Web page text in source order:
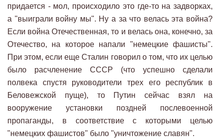
придается - мол, происходило это где-то на задворках,
а "выиграли войну мы". Ну а за что велась эта война?
Если война Отечественная, то и велась она, конечно, за
Отечество, на которое напали "немецкие фашисты".
При этом, если еще Сталин говорил о том, что их целью
было расчленение СССР (что успешно сделали
полвека спустя руководители трех его республик в
Беловежской пуще), то Путин сейчас взял на
вооружение установки поздней послевоенной
пропаганды, в соответствие с которыми целью
"немецких фашистов" было "уничтожение славян".